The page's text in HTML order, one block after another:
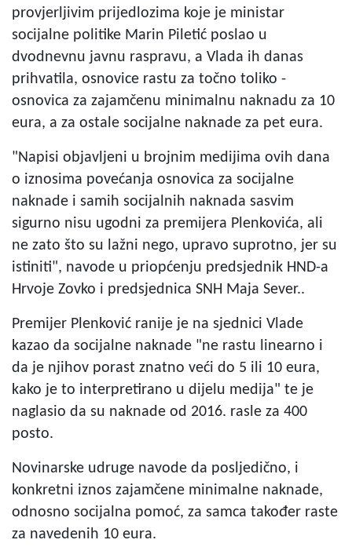
provjerljivim prijedlozima koje je ministar
socijalne politike Marin Piletić poslao u
dvodnevnu javnu raspravu, a Vlada ih danas
prihvatila, osnovice rastu za točno toliko -
osnovica za zajamčenu minimalnu naknadu za 10
eura, a za ostale socijalne naknade za pet eura.
"Napisi objavljeni u brojnim medijima ovih dana
o iznosima povećanja osnovica za socijalne
naknade i samih socijalnih naknada sasvim
sigurno nisu ugodni za premijera Plenkovića, ali
ne zato što su lažni nego, upravo suprotno, jer su
istiniti", navode u priopćenju predsjednik HND-a
Hrvoje Zovko i predsjednica SNH Maja Sever..
Premijer Plenković ranije je na sjednici Vlade
kazao da socijalne naknade "ne rastu linearno i
da je njihov porast znatno veći do 5 ili 10 eura,
kako je to interpretirano u dijelu medija" te je
naglasio da su naknade od 2016. rasle za 400
posto.
Novinarske udruge navode da posljedično, i
konkretni iznos zajamčene minimalne naknade,
odnosno socijalna pomoć, za samca također raste
za navedenih 10 eura.